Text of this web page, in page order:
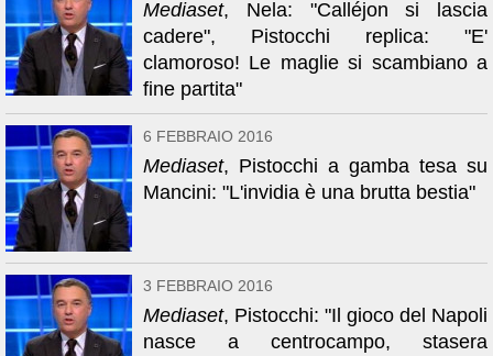
Mediaset, Nela: "Calléjon si lascia
cadere", Pistocchi replica: "E'
clamoroso! Le maglie si scambiano a
fine partita"
6 FEBBRAIO 2016
Mediaset, Pistocchi a gamba tesa su
Mancini: "L'invidia è una brutta bestia"
3 FEBBRAIO 2016
Mediaset, Pistocchi: "Il gioco del Napoli
nasce a centrocampo, stasera